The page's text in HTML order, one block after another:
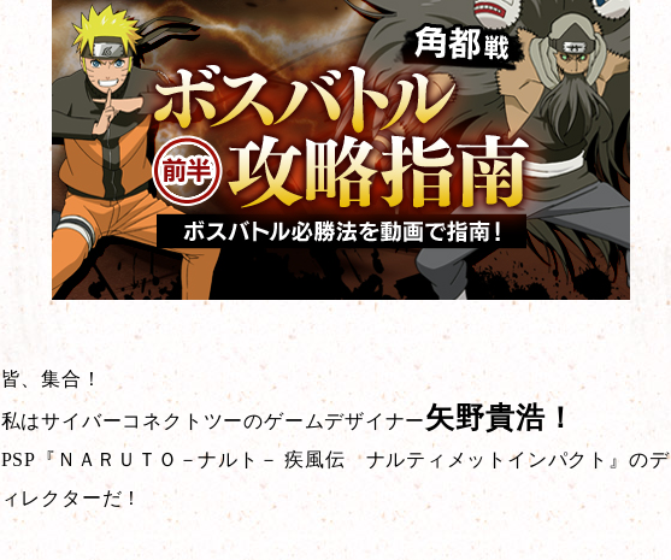
皆、集合！
私はサイバーコネクトツーのゲームデザイナー矢野貴浩！
PSP『ＮＡＲＵＴＯ－ナルト－ 疾風伝 ナルティメットインパクト』のデ
ィレクターだ！